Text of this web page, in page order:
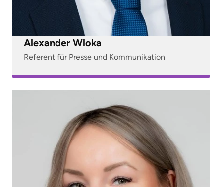
Alexander Wloka
Referent für Presse und Kommunikation